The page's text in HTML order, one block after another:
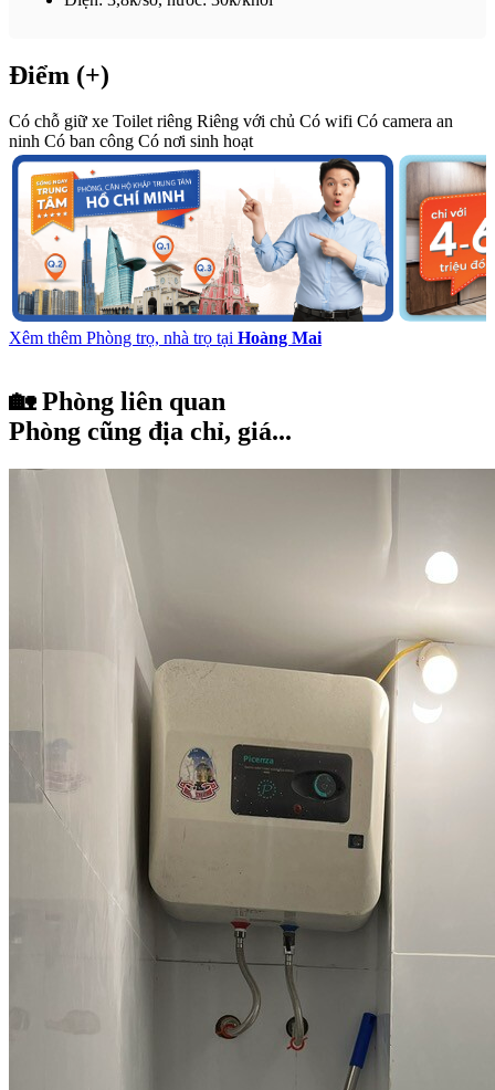
Điểm (+)
Có chỗ giữ xe Toilet riêng Riêng với chủ Có wifi Có camera an
ninh Có ban công Có nơi sinh hoạt
Xêm thêm Phòng trọ, nhà trọ tại Hoàng Mai
🏡 Phòng liên quan
Phòng cũng địa chỉ, giá...